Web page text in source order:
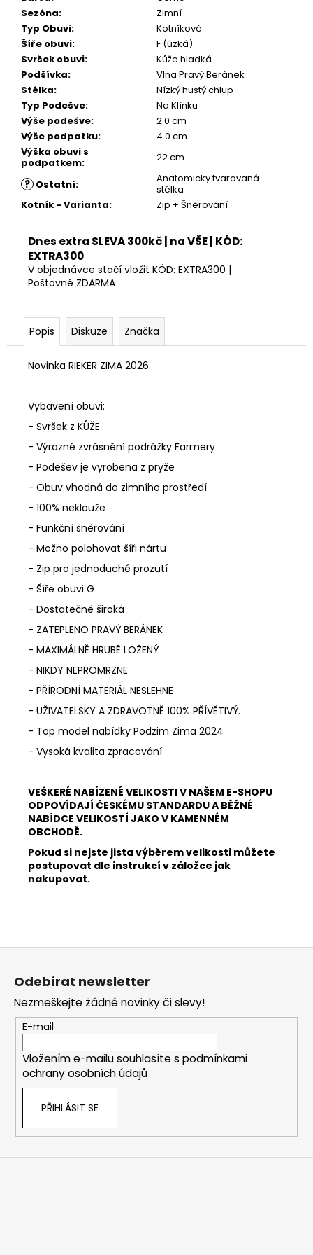
Sezóna:
Zimní
Typ Obuvi:
Kotníkové
Šíře obuvi:
F (úzká)
Svršek obuvi:
Kůže hladká
Podšívka:
Vlna Pravý Beránek
Stélka:
Nízký hustý chlup
Typ Podešve:
Na Klínku
Výše podešve:
2.0 cm
Výše podpatku:
4.0 cm
Výška obuvi s
podpatkem: 22 cm
? Ostatní:
Anatomicky tvarovaná
stélka
Kotník - Varianta: Zip + Šněrování
Dnes extra SLEVA 300kč | na VŠE | KÓD:
EXTRA300
V objednávce stačí vložit KÓD: EXTRA300 |
Poštovné ZDARMA
Popis Diskuze Značka
Novinka RIEKER ZIMA 2026.
Vybavení obuvi:
- Svršek z KŮŽE
- Výrazné zvrásnění podrážky Farmery
- Podešev je vyrobena z pryže
- Obuv vhodná do zimního prostředí
- 100% neklouže
- Funkční šněrování
- Možno polohovat šíři nártu
- Zip pro jednoduché prozutí
- Šíře obuvi G
- Dostatečně široká
- ZATEPLENO PRAVÝ BERÁNEK
- MAXIMÁLNĚ HRUBĚ LOŽENÝ
- NIKDY NEPROMRZNE
- PŘÍRODNÍ MATERIÁL NESLEHNE
- UŽIVATELSKY A ZDRAVOTNĚ 100% PŘÍVĚTIVÝ.
- Top model nabídky Podzim Zima 2024
- Vysoká kvalita zpracování
VEŠKERÉ NABÍZENÉ VELIKOSTI V NAŠEM E-SHOPU
ODPOVÍDAJÍ ČESKÉMU STANDARDU A BĚŽNÉ
NABÍDCE VELIKOSTÍ JAKO V KAMENNÉM
OBCHODĚ.
Pokud si nejste jista výběrem velikosti můžete
postupovat dle instrukcí v záložce jak
nakupovat.
Kč
Z
Odebírat newsletter
Nezmeškejte žádné novinky či slevy!
E-mail
Vložením e-mailu souhlasíte s podmínkami
ochrany osobních údajů
PŘIHLÁSIT SE